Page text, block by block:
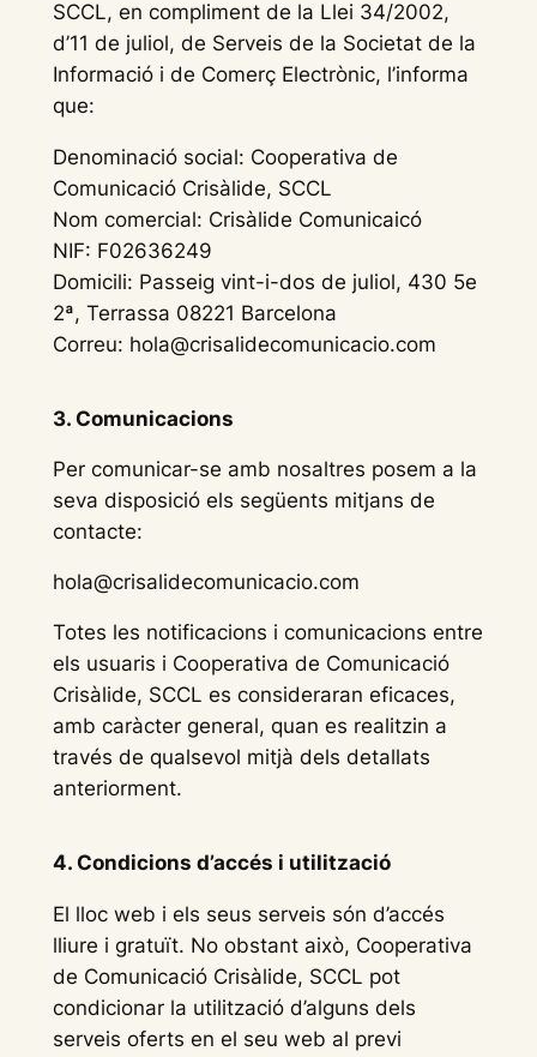
SCCL, en compliment de la Llei 34/2002,
d’11 de juliol, de Serveis de la Societat de la
Informació i de Comerç Electrònic, l’informa
que:
Denominació social: Cooperativa de
Comunicació Crisàlide, SCCL
Nom comercial: Crisàlide Comunicaicó
NIF: F02636249
Domicili: Passeig vint-i-dos de juliol, 430 5e
2ª, Terrassa 08221 Barcelona
Correu: hola@crisalidecomunicacio.com
3. Comunicacions
Per comunicar-se amb nosaltres posem a la
seva disposició els següents mitjans de
contacte:
hola@crisalidecomunicacio.com
Totes les notificacions i comunicacions entre
els usuaris i Cooperativa de Comunicació
Crisàlide, SCCL es consideraran eficaces,
amb caràcter general, quan es realitzin a
través de qualsevol mitjà dels detallats
anteriorment.
4. Condicions d’accés i utilització
El lloc web i els seus serveis són d’accés
lliure i gratuït. No obstant això, Cooperativa
de Comunicació Crisàlide, SCCL pot
condicionar la utilització d’alguns dels
serveis oferts en el seu web al previ